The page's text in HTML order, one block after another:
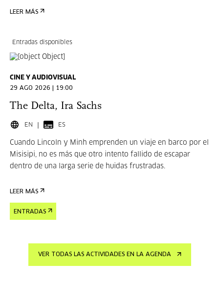
LEER MÁS
Entradas disponibles
CINE Y AUDIOVISUAL
29 AGO 2026 | 19:00
The Delta, Ira Sachs
EN ES
Cuando Lincoln y Minh emprenden un viaje en barco por el
Misisipi, no es más que otro intento fallido de escapar
dentro de una larga serie de huidas frustradas.
LEER MÁS
ENTRADAS
VER TODAS LAS ACTIVIDADES EN LA AGENDA